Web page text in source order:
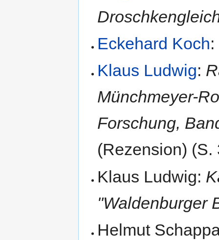
Eckehard Koch:
Klaus Ludwig:
Münchmeyer-
Forschung,
(Rezension) (S.
Klaus Ludwig:
"Waldenburger
Helmut